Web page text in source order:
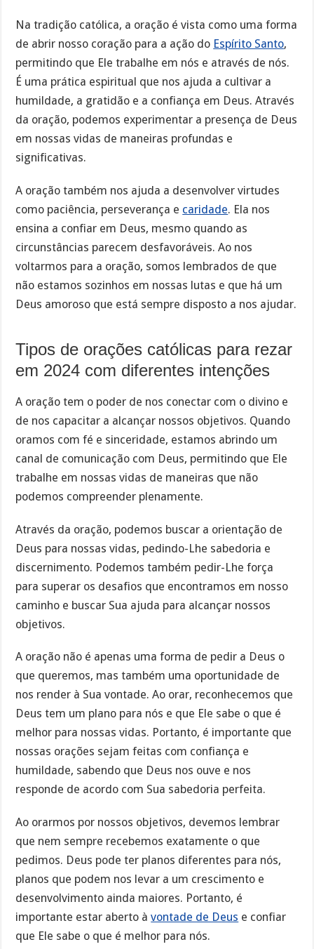
Na tradição católica, a oração é vista como uma forma
de abrir nosso coração para a ação do Espírito Santo,
permitindo que Ele trabalhe em nós e através de nós.
É uma prática espiritual que nos ajuda a cultivar a
humildade, a gratidão e a confiança em Deus. Através
da oração, podemos experimentar a presença de Deus
em nossas vidas de maneiras profundas e
significativas.
A oração também nos ajuda a desenvolver virtudes
como paciência, perseverança e caridade. Ela nos
ensina a confiar em Deus, mesmo quando as
circunstâncias parecem desfavoráveis. Ao nos
voltarmos para a oração, somos lembrados de que
não estamos sozinhos em nossas lutas e que há um
Deus amoroso que está sempre disposto a nos ajudar.
Tipos de orações católicas para rezar
em 2024 com diferentes intenções
A oração tem o poder de nos conectar com o divino e
de nos capacitar a alcançar nossos objetivos. Quando
oramos com fé e sinceridade, estamos abrindo um
canal de comunicação com Deus, permitindo que Ele
trabalhe em nossas vidas de maneiras que não
podemos compreender plenamente.
Através da oração, podemos buscar a orientação de
Deus para nossas vidas, pedindo-Lhe sabedoria e
discernimento. Podemos também pedir-Lhe força
para superar os desafios que encontramos em nosso
caminho e buscar Sua ajuda para alcançar nossos
objetivos.
A oração não é apenas uma forma de pedir a Deus o
que queremos, mas também uma oportunidade de
nos render à Sua vontade. Ao orar, reconhecemos que
Deus tem um plano para nós e que Ele sabe o que é
melhor para nossas vidas. Portanto, é importante que
nossas orações sejam feitas com confiança e
humildade, sabendo que Deus nos ouve e nos
responde de acordo com Sua sabedoria perfeita.
Ao orarmos por nossos objetivos, devemos lembrar
que nem sempre recebemos exatamente o que
pedimos. Deus pode ter planos diferentes para nós,
planos que podem nos levar a um crescimento e
desenvolvimento ainda maiores. Portanto, é
importante estar aberto àvontade de Deus e confiar
que Ele sabe o que é melhor para nós.